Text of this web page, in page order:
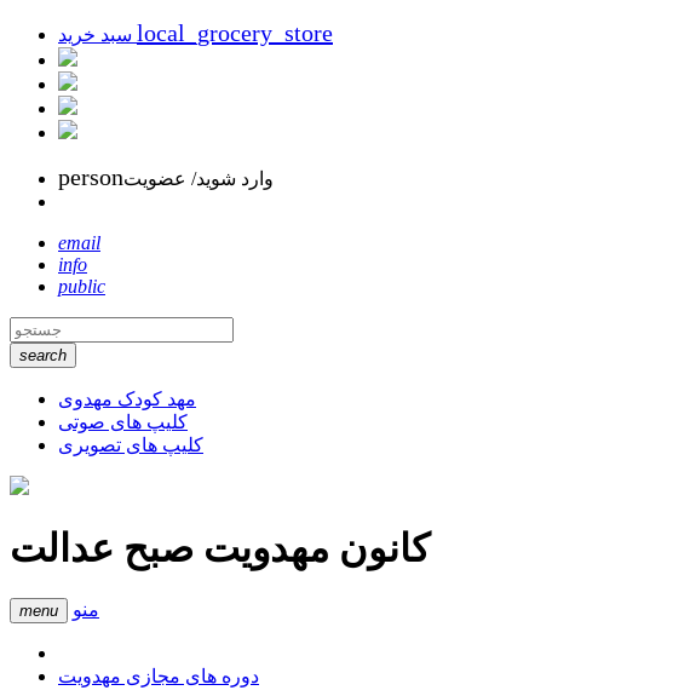
local_grocery_store
personوارد شوید/ عضویت
email
info
public
search
مهد کودک مهدوی
کلیپ های صوتی
کلیپ های تصویری
کانون مهدویت صبح عدالت
menu منو
دوره های مجازی مهدویت